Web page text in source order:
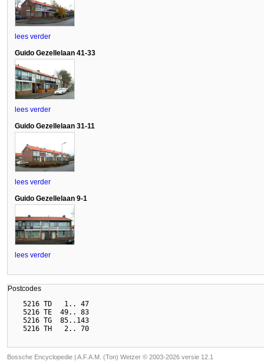
lees verder
Guido Gezellelaan 41-33
lees verder
Guido Gezellelaan 31-11
lees verder
Guido Gezellelaan 9-1
lees verder
Postcodes
  5216 TD   1.. 47
  5216 TE  49.. 83
  5216 TG  85..143
Bossche Encyclopedie | A.F.A.M. (Ton) Wetzer © 2003-2026 versie 12.1